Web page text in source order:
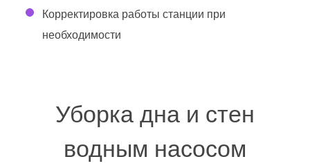
Корректировка работы станции при
необходимости
Уборка дна и стен
водным насосом